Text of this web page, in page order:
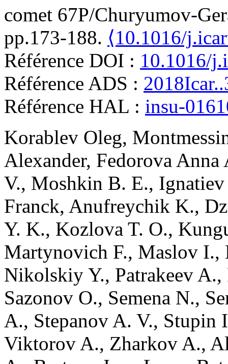
comet 67P/Churyumov-
pp.173-188. ⟨10.1016/
Référence DOI : 10.1016/
Référence ADS :
Référence HAL : insu-
Korablev Oleg,
Alexander, Fedorova Anna
V., Moshkin B. E., Ignatiev
Franck, Anufreychik K.,
Y. K., Kozlova T. O.,
Martynovich F., Maslov I.,
Nikolskiy Y., Patrakeev A.,
Sazonov O., Semena N.,
A., Stepanov A. V., Stupin
Viktorov A., Zharkov A.,